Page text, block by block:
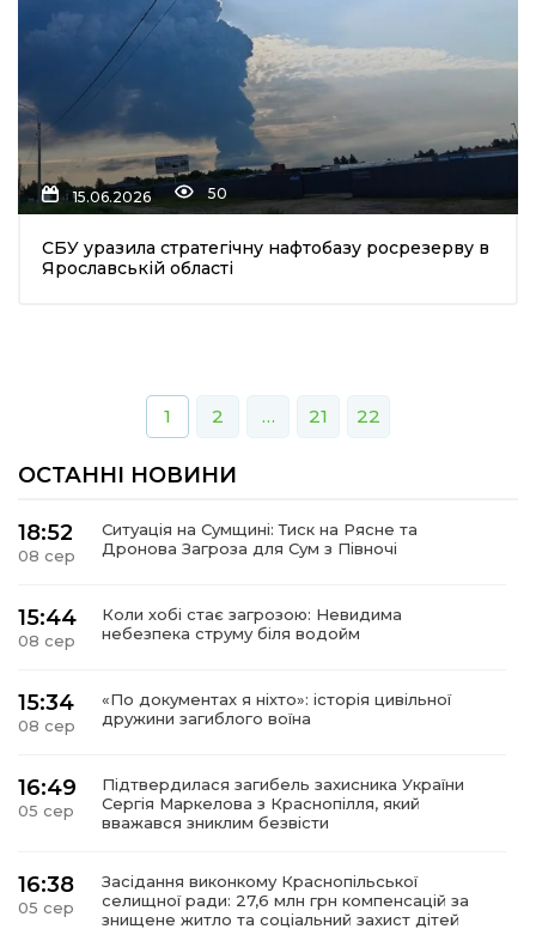
15.06.2026 50
СБУ уразила стратегічну нафтобазу росрезерву в
Ярославській області
1 2 … 21 22
ОСТАННІ НОВИНИ
18:52
08 сер
Ситуація на Сумщині: Тиск на Рясне та
Дронова Загроза для Сум з Півночі
15:44
08 сер
Коли хобі стає загрозою: Невидима
небезпека струму біля водойм
15:34
08 сер
«По документах я ніхто»: історія цивільної
дружини загиблого воїна
16:49
05 сер
Підтвердилася загибель захисника України
Сергія Маркелова з Краснопілля, який
вважався зниклим безвісти
16:38
05 сер
Засідання виконкому Краснопільської
селищної ради: 27,6 млн грн компенсацій за
знищене житло та соціальний захист дітей